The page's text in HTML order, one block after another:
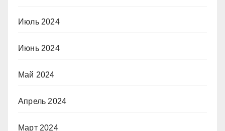
Июль 2024
Июнь 2024
Май 2024
Апрель 2024
Март 2024